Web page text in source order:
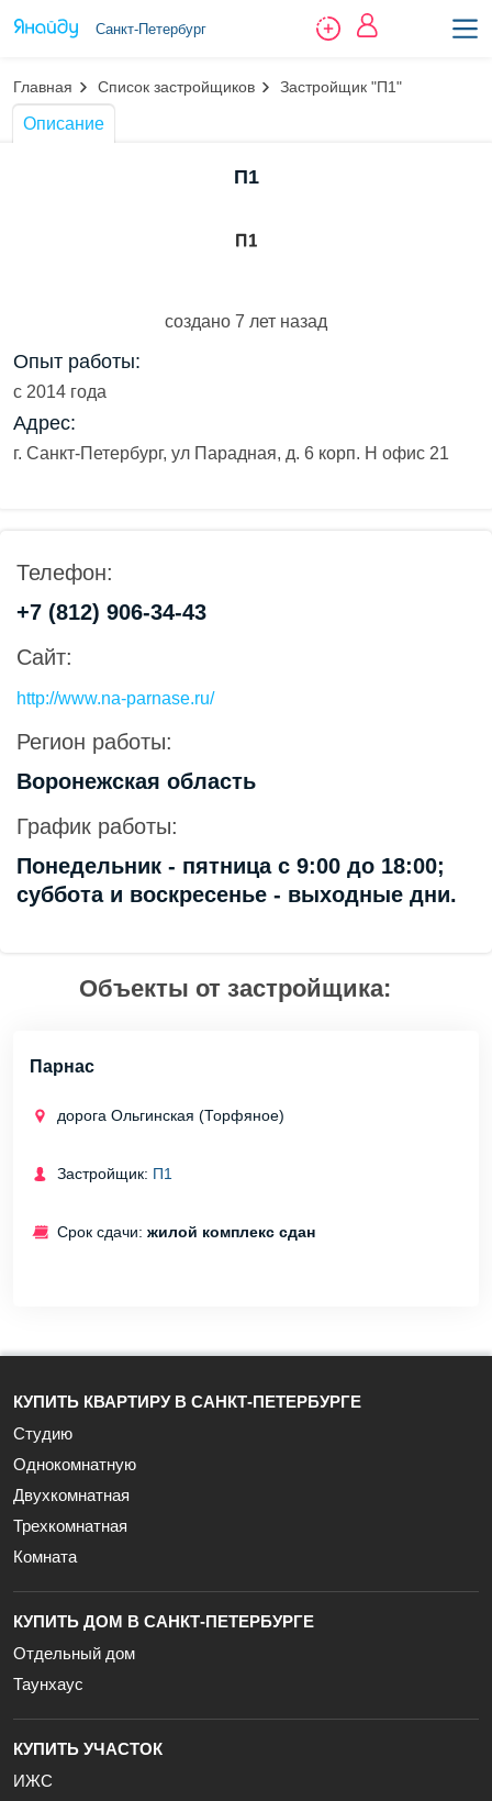
Санкт-Петербург
Главная Список застройщиков Застройщик "П1"
Описание
П1
создано 7 лет назад
Опыт работы:
с 2014 года
Адрес:
г. Санкт-Петербург, ул Парадная, д. 6 корп. Н офис 21
Телефон:
+7 (812) 906-34-43
Сайт:
http://www.na-parnase.ru/
Регион работы:
Воронежская область
График работы:
Понедельник - пятница с 9:00 до 18:00;
суббота и воскресенье - выходные дни.
Объекты от застройщика:
Парнас
дорога Ольгинская (Торфяное)
Застройщик: П1
Срок сдачи: жилой комплекс сдан
КУПИТЬ КВАРТИРУ В САНКТ-ПЕТЕРБУРГЕ
Студию
Однокомнатную
Двухкомнатная
Трехкомнатная
Комната
КУПИТЬ ДОМ В САНКТ-ПЕТЕРБУРГЕ
Отдельный дом
Таунхаус
КУПИТЬ УЧАСТОК
ИЖС